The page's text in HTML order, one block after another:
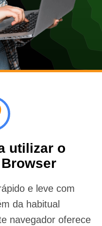
utilizar o
e leve com
da habitual
navegador oferece